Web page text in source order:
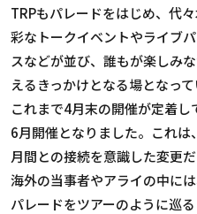
TRPもパレードをはじめ、代
彩なトークイベントやライブ
スなどが並び、誰もが楽しみ
えるきっかけとなる場となって
これまで4月末の開催が定着
6月開催となりました。これ
月間との接続を意識した変更だ
海外の当事者やアライの中に
パレードをツアーのように巡